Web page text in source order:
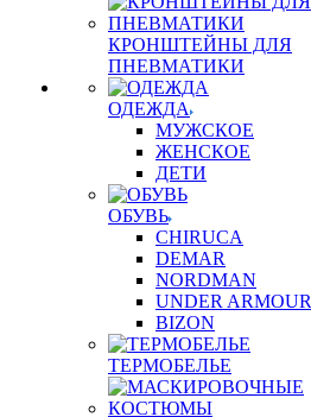
КРОНШТЕЙНЫ ДЛЯ
ПНЕВМАТИКИ
ОДЕЖДА
МУЖСКОЕ
ЖЕНСКОЕ
ДЕТИ
ОБУВЬ
CHIRUCA
DEMAR
NORDMAN
UNDER ARMOUR
BIZON
ТЕРМОБЕЛЬЕ